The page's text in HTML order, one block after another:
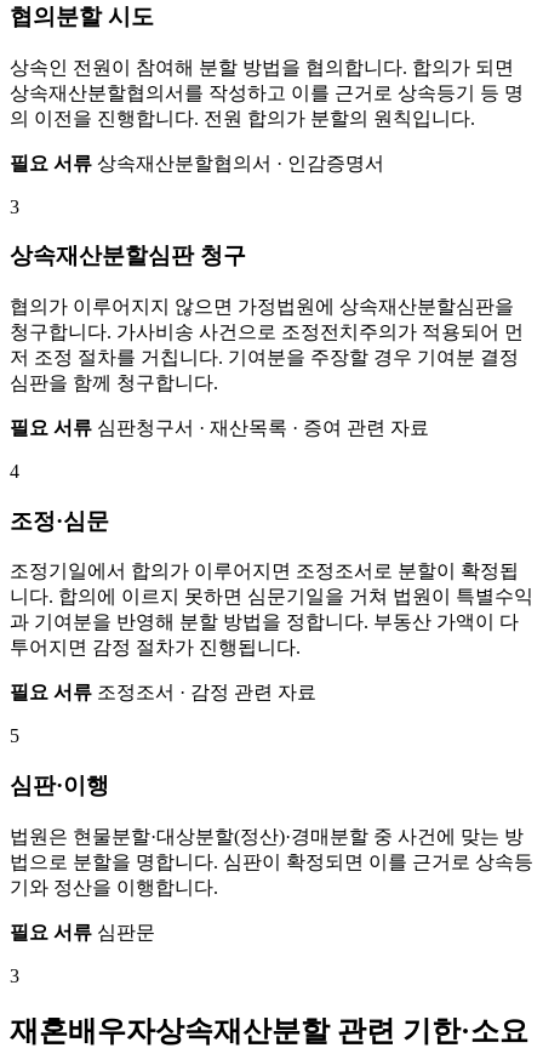
협의분할 시도
상속인 전원이 참여해 분할 방법을 협의합니다. 합의가 되면
상속재산분할협의서를 작성하고 이를 근거로 상속등기 등 명
의 이전을 진행합니다. 전원 합의가 분할의 원칙입니다.
필요 서류 상속재산분할협의서 · 인감증명서
3
상속재산분할심판 청구
협의가 이루어지지 않으면 가정법원에 상속재산분할심판을
청구합니다. 가사비송 사건으로 조정전치주의가 적용되어 먼
저 조정 절차를 거칩니다. 기여분을 주장할 경우 기여분 결정
심판을 함께 청구합니다.
필요 서류 심판청구서 · 재산목록 · 증여 관련 자료
4
조정·심문
조정기일에서 합의가 이루어지면 조정조서로 분할이 확정됩
니다. 합의에 이르지 못하면 심문기일을 거쳐 법원이 특별수익
과 기여분을 반영해 분할 방법을 정합니다. 부동산 가액이 다
투어지면 감정 절차가 진행됩니다.
필요 서류 조정조서 · 감정 관련 자료
5
심판·이행
법원은 현물분할·대상분할(정산)·경매분할 중 사건에 맞는 방
법으로 분할을 명합니다. 심판이 확정되면 이를 근거로 상속등
기와 정산을 이행합니다.
필요 서류 심판문
3
재혼배우자상속재산분할 관련 기한·소요